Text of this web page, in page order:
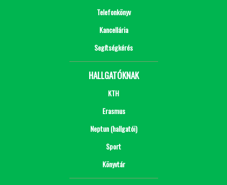
Telefonkönyv
Kancellária
Segítségkérés
HALLGATÓKNAK
KTH
Erasmus
Neptun (hallgatói)
Sport
Könyvtár